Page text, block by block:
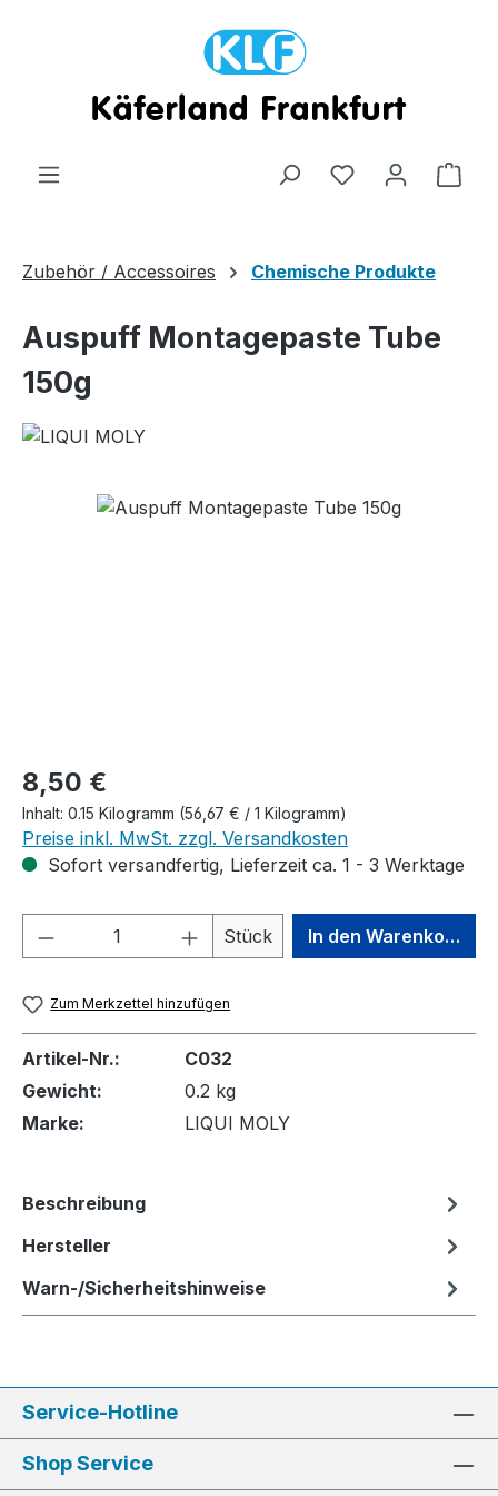
Zum Hauptinhalt springen
Zubehör / Accessoires Chemische Produkte
Auspuff Montagepaste Tube
150g
Bildergalerie überspringen
Regulärer Preis:
8,50 €
Inhalt: 0.15 Kilogramm (56,67 € / 1 Kilogramm)
Preise inkl. MwSt. zzgl. Versandkosten
Sofort versandfertig, Lieferzeit ca. 1 - 3 Werktage
Produkt Anzahl: Gib den
Stück In den Warenkorb
Zum Merkzettel hinzufügen
Artikel-Nr.:
C032
Gewicht:
0.2 kg
Marke:
LIQUI MOLY
Beschreibung
Hersteller
Warn-/Sicherheitshinweise
Service-Hotline
Shop Service